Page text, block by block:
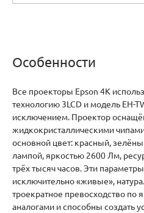
Особенности
Все проекторы Epson 4K
технологию 3LCD и модель EH-
исключением. Проектор
жидкокристаллическими
основной цвет: красный,
лампой, яркостью 2600 Лм,
трёх тысяч часов. Эти
исключительно «живые»,
троекратное превосходство по
аналогами и способны создать